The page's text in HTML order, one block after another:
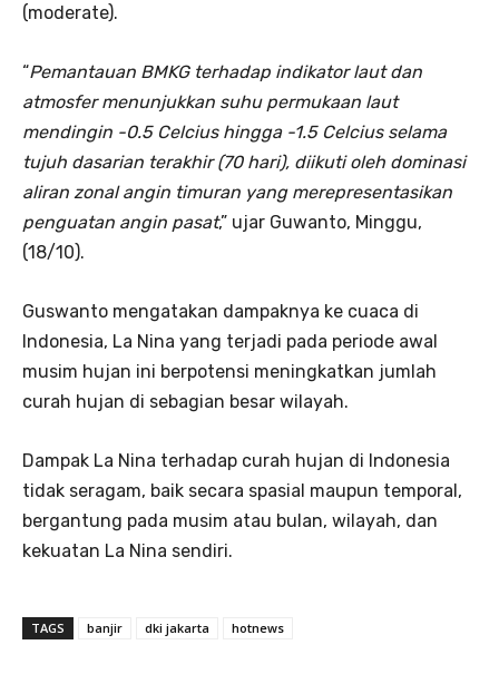
(moderate).
“Pemantauan BMKG terhadap indikator laut dan
atmosfer menunjukkan suhu permukaan laut
mendingin -0.5 Celcius hingga -1.5 Celcius selama
tujuh dasarian terakhir (70 hari), diikuti oleh dominasi
aliran zonal angin timuran yang merepresentasikan
penguatan angin pasat,” ujar Guwanto, Minggu,
(18/10).
Guswanto mengatakan dampaknya ke cuaca di
Indonesia, La Nina yang terjadi pada periode awal
musim hujan ini berpotensi meningkatkan jumlah
curah hujan di sebagian besar wilayah.
Dampak La Nina terhadap curah hujan di Indonesia
tidak seragam, baik secara spasial maupun temporal,
bergantung pada musim atau bulan, wilayah, dan
kekuatan La Nina sendiri.
TAGS banjir dki jakarta hotnews